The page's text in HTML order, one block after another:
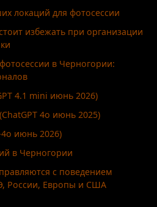
локаций для фотосессии
избежать при организации
в Черногории:
4.1 mini июнь 2026)
4o июнь 2025)
4o июнь 2026)
в Черногории
с поведением
России, Европы и США